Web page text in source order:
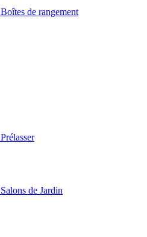
Boîtes de rangement
Prélasser
Salons de Jardin